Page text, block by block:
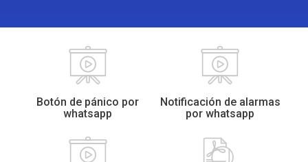
Botón de pánico por
whatsapp
Notificación de alarmas
por whatsapp